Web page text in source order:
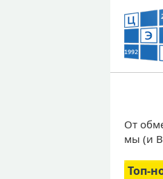
От
мы (и
Топ-